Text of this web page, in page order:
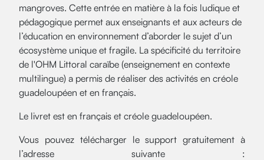
mangroves. Cette entrée en matière à la fois ludique et
pédagogique permet aux enseignants et aux acteurs de
l’éducation en environnement d’aborder le sujet d’un
écosystème unique et fragile. La spécificité du territoire
de l'OHM Littoral caraïbe (enseignement en contexte
multilingue) a permis de réaliser des activités en créole
guadeloupéen et en français.
Le livret est en français et créole guadeloupéen.
Vous pouvez télécharger le support gratuitement à
l’adresse suivante :